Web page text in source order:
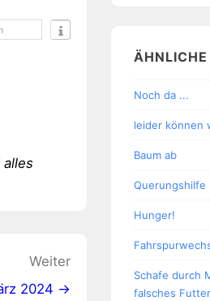
Weiter
2024 →
Noch da ...
leider können
Baum ab
Querungshilfe
Hunger!
Schafe durch
falsches